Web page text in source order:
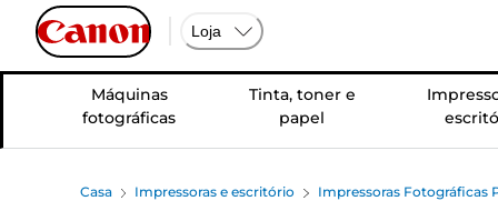
Loja
Máquinas
fotográficas
Tinta, toner e
papel
Casa Impressoras e escritório Impressoras Fotográficas